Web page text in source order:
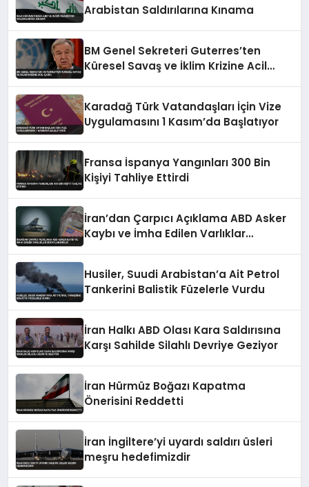
Arabistan Saldırılarına Kınama
BM Genel Sekreteri Guterres’ten
Küresel Savaş ve İklim Krizine Acil
Karadağ Türk Vatandaşları İçin Vize
Uygulamasını 1 Kasım’da Başlatıyor
Fransa İspanya Yangınları 300 Bin
Kişiyi Tahliye Ettirdi
İran’dan Çarpıcı Açıklama ABD Asker
Kaybı ve İmha Edilen Varlıklar
Husiler, Suudi Arabistan’a Ait Petrol
Tankerini Balistik Füzelerle Vurdu
İran Halkı ABD Olası Kara Saldırısına
Karşı Sahilde Silahlı Devriye Geziyor
İran Hürmüz Boğazı Kapatma
Önerisini Reddetti
İran İngiltere’yi uyardı saldırı üsleri
meşru hedefimizdir